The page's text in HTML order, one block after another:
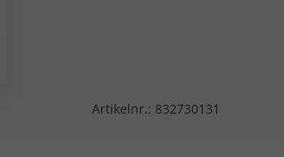
Artikelnr.: 832730131